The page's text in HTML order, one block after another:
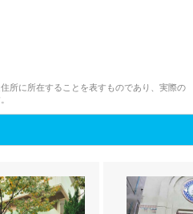
所に所在することを表すものであり、実際の